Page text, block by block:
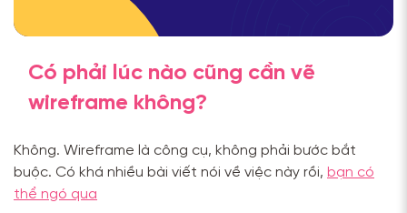
Có phải lúc nào cũng cần vẽ
wireframe không?
Không. Wireframe là công cụ, không phải bước bắt
buộc. Có khá nhiều bài viết nói về việc này rồi, bạn có
thể ngó qua